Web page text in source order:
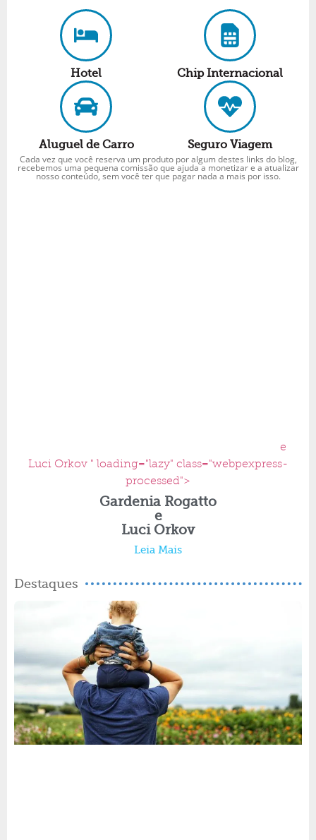
Hotel Chip Internacional
Aluguel de Carro Seguro Viagem
Cada vez que você reserva um produto por algum destes links do blog,
recebemos uma pequena comissão que ajuda a monetizar e a atualizar
nosso conteúdo, sem você ter que pagar nada a mais por isso.
e
Luci Orkov " loading="lazy" class="webpexpress-
processed">
Gardenia Rogatto
e
Luci Orkov
Leia Mais
Destaques